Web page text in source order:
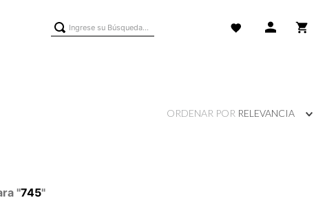
Ingrese su Búsqueda...
ORDENAR POR RELEVANCIA
"745"